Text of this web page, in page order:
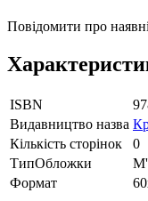
Повідомити про
ISBN
Видавництво назва
Кількість сторінок
0
ТипОбложки
Формат